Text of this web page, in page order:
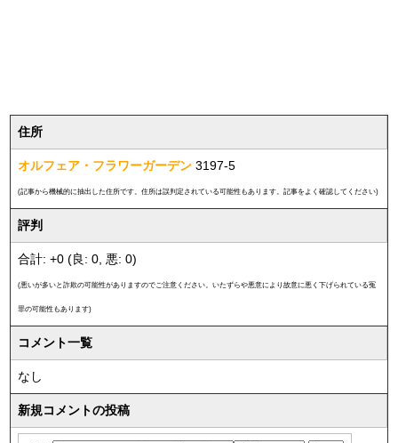
住所
オルフェア・フラワーガーデン 3197-5
(記事から機械的に抽出した住所です。住所は誤判定されている可能性もあります。記事をよく確認してください)
評判
合計: +0 (良: 0, 悪: 0)
(悪いが多いと詐欺の可能性がありますのでご注意ください。いたずらや悪意により故意に悪く下げられている冤
罪の可能性もあります)
コメント一覧
なし
新規コメントの投稿